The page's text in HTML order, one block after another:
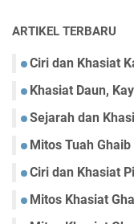
ARTIKEL TERBARU
Ciri dan Khasiat
Khasiat Daun,
Sejarah dan
Mitos Tuah
Ciri dan Khasiat
Mitos Khasiat